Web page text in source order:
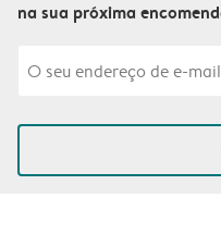
na sua próxima